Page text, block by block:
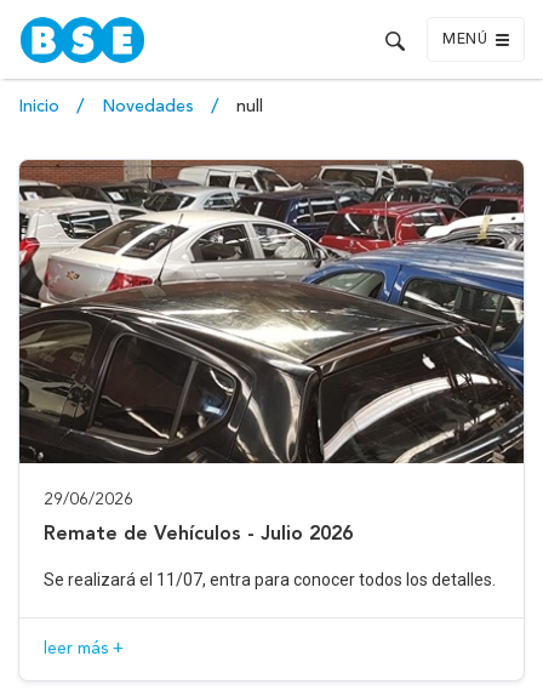
MENÚ
Inicio Novedades null
29/06/2026
Remate de Vehículos - Julio 2026
Se realizará el 11/07, entra para conocer todos los detalles.
leer más +